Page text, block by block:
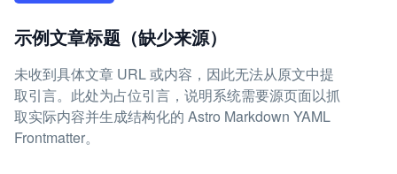
示例文章标题（缺少来源）
未收到具体文章 URL 或内容，因此无法从原文中提
取引言。此处为占位引言，说明系统需要源页面以抓
取实际内容并生成结构化的 Astro Markdown YAML
Frontmatter。